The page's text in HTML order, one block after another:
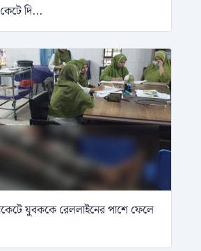
দি...
যুবককে রেললাইনের পাশে ফেলে